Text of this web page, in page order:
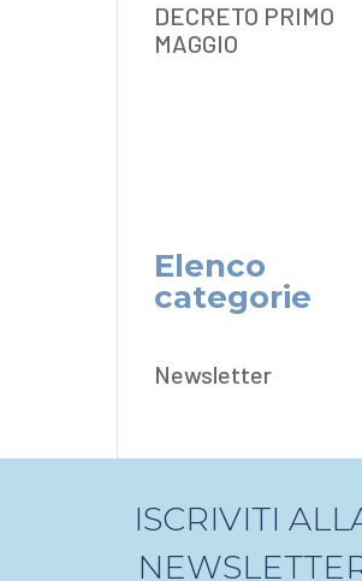
DECRETO PRIMO
MAGGIO
Elenco
categorie
Newsletter
ISCRIVITI